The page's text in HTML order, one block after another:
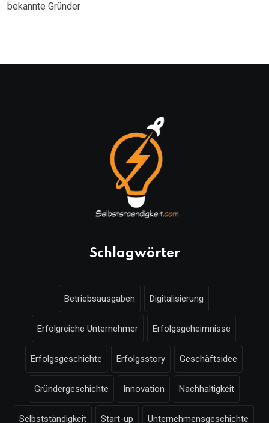
bekannte Gründer
Schlagwörter
Betriebsausgaben Digitalisierung
Erfolgreiche Unternehmer Erfolgsgeheimnisse
Erfolgsgeschichte Erfolgsstory Geschäftsidee
Gründergeschichte Innovation Nachhaltigkeit
Selbstständigkeit Start-up Unternehmensgeschichte